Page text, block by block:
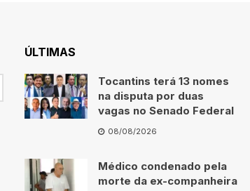
ÚLTIMAS
Tocantins terá 13 nomes
na disputa por duas
vagas no Senado Federal
08/08/2026
Médico condenado pela
morte da ex-companheira